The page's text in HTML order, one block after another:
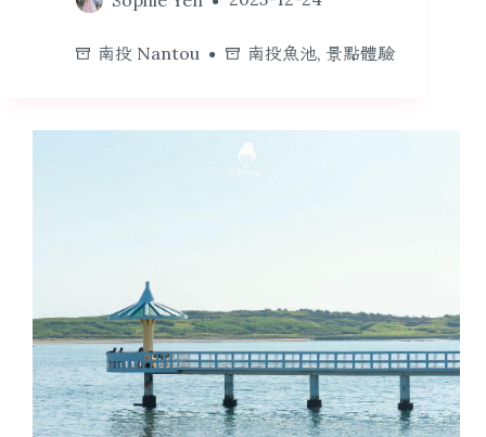
南投 Nantou 南投魚池, 景點體驗